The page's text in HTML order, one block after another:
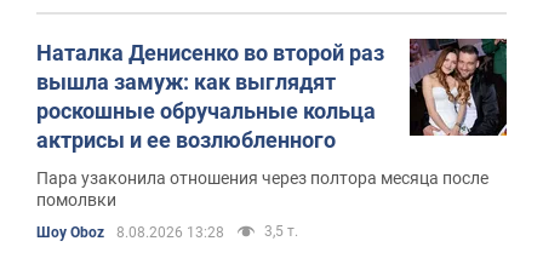
Наталка Денисенко во второй раз
вышла замуж: как выглядят
роскошные обручальные кольца
актрисы и ее возлюбленного
Пара узаконила отношения через полтора месяца после
помолвки
Шоу Oboz 8.08.2026 13:28 3,5 т.